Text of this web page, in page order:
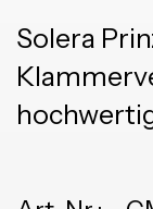
Solera